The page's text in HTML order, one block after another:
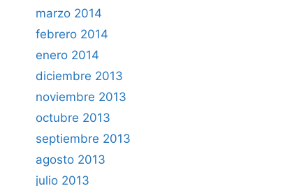
marzo 2014
febrero 2014
enero 2014
diciembre 2013
noviembre 2013
octubre 2013
septiembre 2013
agosto 2013
julio 2013